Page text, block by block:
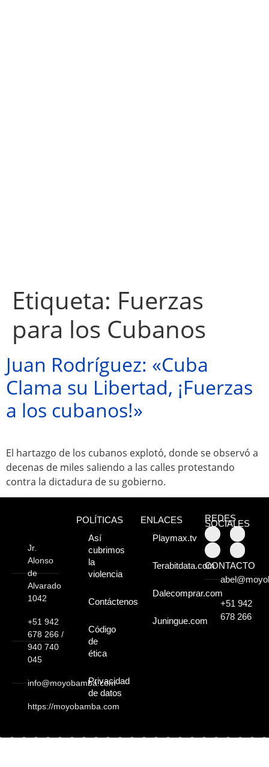
Atractivos
lleno de atractivos
sorprendentes,
¡Descúbrelos!
Etiqueta: Fuerzas
para los Cubanos
Juan Rodríguez: «Cuba
Clama su Libertad, ¡Fuerzas
a los cubanos!»
El hartazgo de los cubanos explotó, donde se observó a
decenas de miles saliendo a las calles protestando
contra la dictadura de su gobierno.
Jr.
Alonso
de
Alvarado
1042
+51 942
678 266 /
940 740
045
info@moyobamba.com
https://moyobamba.com
POLÍTICAS
Así
cubrimos
la
violencia
Contáctenos
Código
de
ética
Privacidad
de datos
ENLACES
Playmax.tv
Terabitdata.com
Dalecomprar.com
Juningue.com
REDES
SOCIALES
CONTACTO
+51 942
678 266